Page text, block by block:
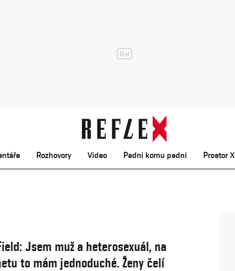
Rozhovory Video Padni komu padni Prostor X
Jsem muž a heterosexuál, na
to mám jednoduché. Ženy čelí